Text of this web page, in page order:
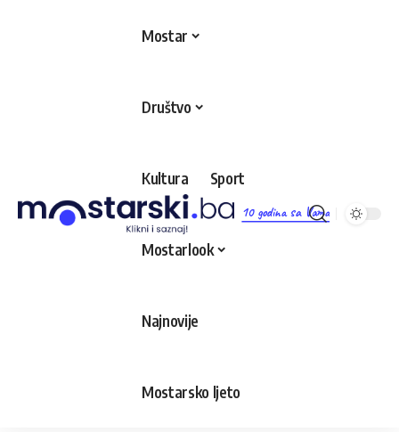
10 godina sa Vama
Mostar
Društvo
Kultura Sport
Mostarlook
Najnovije
Mostarsko ljeto